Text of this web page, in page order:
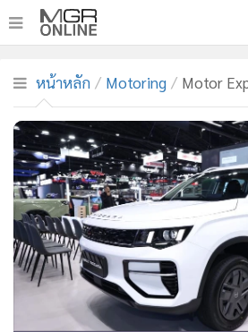
ทันเหตุการณ์
• ภาคใต้
• ภูมิภาค
• Online Section
• บันเทิง
• ผู้จัดการรายวัน
• คอลัมนิสต์
ละคร
CbizReview
หน้าหลัก Motoring Motor